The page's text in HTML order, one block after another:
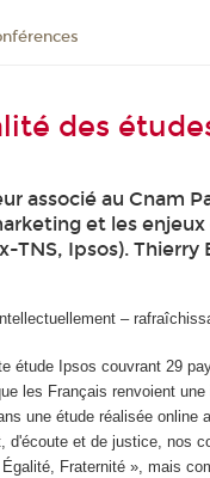
des
associé au Cnam
et les
TNS, Ipsos).
–
étude Ipsos couvrant 29
les Français renvoient
une étude réalisée
et de justice, nos
Fraternité », mais